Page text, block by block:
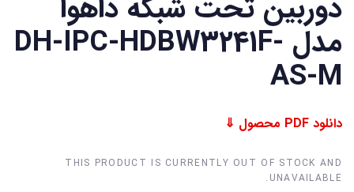
دوربین تحت شبکه داهوا
مدل DH-IPC-HDBW3241F-
AS-M
دانلود PDF محصول ⇓
THIS PRODUCT IS CURRENTLY OUT OF STOCK AND
UNAVAILABLE.